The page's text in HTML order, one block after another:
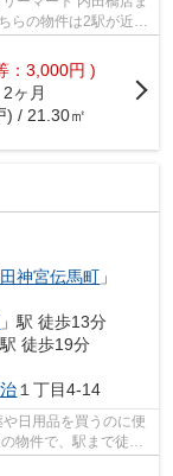
らの物件は2駅が近く
：3,000円 )
2ヶ月
) / 21.30㎡
神宮伝馬町 」
」駅 徒歩13分
駅 徒歩19分
１丁目4-14
日用品を買うのに便
物件で、駅まで徒歩9